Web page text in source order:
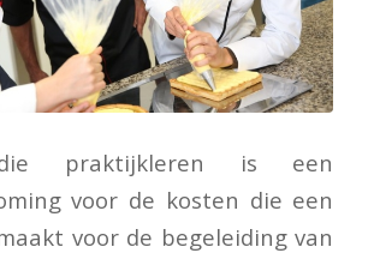
praktijkleren is een
voor de kosten die een
voor de begeleiding van